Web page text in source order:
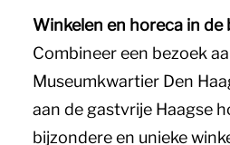
Winkelen en horeca in de
Combineer een bezoek
Museumkwartier Den
aan de gastvrije Haagse
bijzondere en unieke